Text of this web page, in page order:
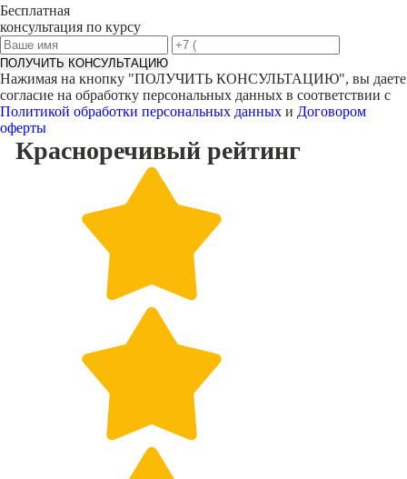
Бесплатная
консультация по курсу
ПОЛУЧИТЬ КОНСУЛЬТАЦИЮ
Нажимая на кнопку "ПОЛУЧИТЬ КОНСУЛЬТАЦИЮ", вы даете
согласие на обработку персональных данных в соответствии с
Политикой обработки персональных данных и Договором
оферты
Красноречивый рейтинг